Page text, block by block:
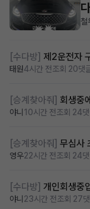
[수다방] 제2운전자
태원4시간 전조회 20댓
[승계찾아줘] 회생중
야니 10시간 전조회 24
[승계찾아줘] 무심사
영우22시간 전조회 24
[수다방] 개인회생중
야니 23시간 전조회 27
다
철